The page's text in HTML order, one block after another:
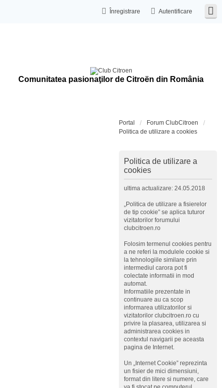
Autentificare
Înregistrare
Comunitatea pasionaţilor de Citroën din România
Portal
Forum ClubCitroen
Politica de utilizare a cookies
Politica de utilizare a
cookies
ultima actualizare: 24.05.2018
„Politica de utilizare a fisierelor
de tip cookie” se aplica tuturor
vizitatorilor forumului
clubcitroen.ro
Folosim termenul cookies pentru
a ne referi la modulele cookie si
la tehnologiile similare prin
intermediul carora pot fi
colectate informatii in mod
automat.
Informatiile prezentate in
continuare au ca scop
informarea utilizatorilor si
vizitatorilor clubcitroen.ro cu
privire la plasarea, utilizarea si
administrarea cookies in
contextul navigarii pe aceasta
pagina de Internet.
Un „Internet Cookie” reprezinta
un fisier de mici dimensiuni,
format din litere si numere, care